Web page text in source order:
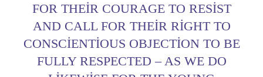
FOR THEIR COURAGE TO RESIST
AND CALL FOR THEIR RIGHT TO
CONSCIENTIOUS OBJECTION TO BE
FULLY RESPECTED – AS WE DO